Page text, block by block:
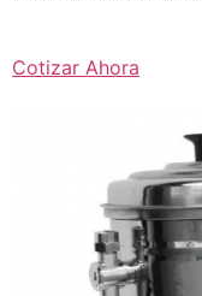
Cotizar Ahora